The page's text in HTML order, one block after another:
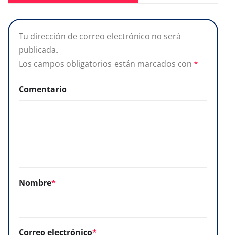
Tu dirección de correo electrónico no será
publicada.
Los campos obligatorios están marcados con *
Comentario
Nombre*
Correo electrónico*